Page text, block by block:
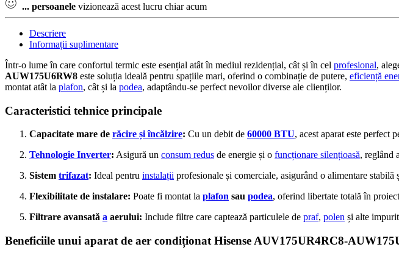
... persoanele vizionează acest lucru chiar acum
Descriere
Informații suplimentare
Într-o lume în care confortul termic este esențial atât în mediul rezidențial, cât și în cel profesional,
AUW175U6RW8 este soluția ideală pentru spațiile mari, oferind o combinație de putere, eficiență
montat atât la plafon, cât și la podea, adaptându-se perfect nevoilor diverse ale clienților.
Caracteristici tehnice principale
Capacitate mare de răcire și încălzire: Cu un debit de 60000 BTU, acest aparat este perfect
Tehnologie Inverter: Asigură un consum redus de energie și o funcționare silențioasă, reglând
Sistem trifazat: Ideal pentru instalații profesionale și comerciale, asigurând o alimentare stabilă
Flexibilitate de instalare: Poate fi montat la plafon sau podea, oferind libertate totală în
Filtrare avansată a aerului: Include filtre care captează particulele de praf, polen și alte
Beneficiile unui aparat de aer condiționat Hisense AUV175UR4RC8-